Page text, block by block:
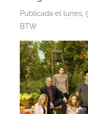
Publicada el lunes,
BTW